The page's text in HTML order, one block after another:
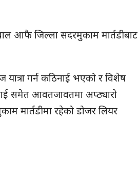
आफै जिल्ला सदरमुकाम मार्तडीबाट
गर्न कठिनाई भएको र विशेष
समेत आवतजावतमा अप्ठ्यारो
मार्तडीमा रहेको डोजर लियर